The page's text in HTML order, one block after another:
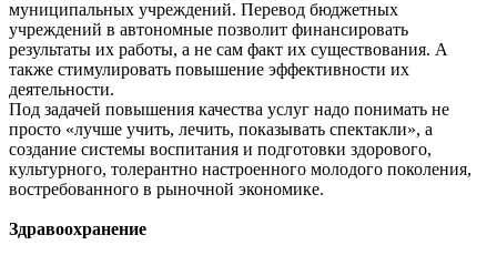
муниципальных учреждений. Перевод бюджетных
учреждений в автономные позволит финансировать
результаты их работы, а не сам факт их существования. А
также стимулировать повышение эффективности их
деятельности.
Под задачей повышения качества услуг надо понимать не
просто «лучше учить, лечить, показывать спектакли», а
создание системы воспитания и подготовки здорового,
культурного, толерантно настроенного молодого поколения,
востребованного в рыночной экономике.
Здравоохранение